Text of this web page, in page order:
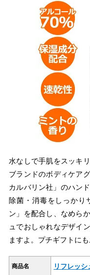
水なしで手肌をスッキ
ブランドのボディケア
カルバリン社」のハン
除菌・消毒をしっかり
ン」を配合し、なめら
ュでおしゃれなデザイ
ますよ。プチギフトにも
商品名 リフレッ